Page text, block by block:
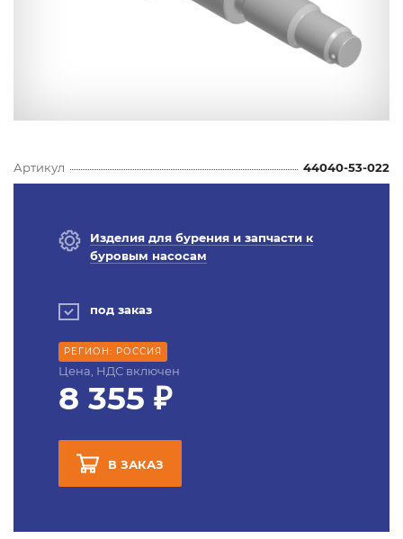
Артикул 44040-53-022
Изделия для бурения и запчасти к
буровым насосам
под заказ
РЕГИОН: РОССИЯ
Цена, НДС включен
8 355 ₽
В ЗАКАЗ